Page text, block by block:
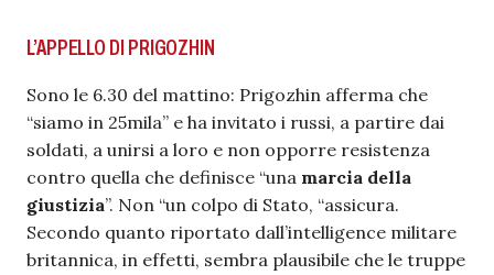
L’APPELLO DI PRIGOZHIN
Sono le 6.30 del mattino: Prigozhin afferma che
“siamo in 25mila” e ha invitato i russi, a partire dai
soldati, a unirsi a loro e non opporre resistenza
contro quella che definisce “una marcia della
giustizia”. Non “un colpo di Stato, “assicura.
Secondo quanto riportato dall’intelligence militare
britannica, in effetti, sembra plausibile che le truppe